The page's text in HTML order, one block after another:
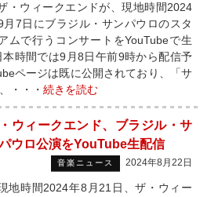
・ウィークエンドが、現地時間2024
月7日にブラジル・サンパウロのスタ
ムで行うコンサートをYouTubeで生
時間では9月8日午前9時から配信予
ページは既に公開されており、「サ
・・・ 続きを読む
ウィークエンド、ブラジル・サ
ウロ公演をYouTube生配信
音楽ニュース 2024年8月22日
地時間2024年8月21日、ザ・ウィー